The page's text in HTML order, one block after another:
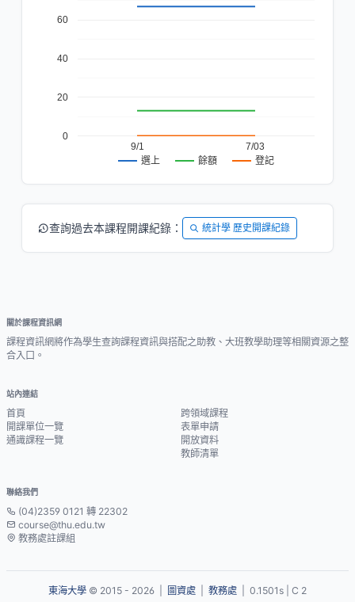
選上 餘額 登記
9/1 7/03
0
20
40
60
查詢過去本課程開課紀錄： 統計學 歷史開課紀錄
關於課程資訊網
課程資訊網將作為學生查詢課程資訊與搭配之助教、大班教學助理等相關資源之整
合入口。
站內連結
首頁
開課單位一覽
通識課程一覽
跨領域課程
表單申請
開放資料
教師清單
聯絡我們
(04)2359 0121 轉 22302
course@thu.edu.tw
教務處註課組
東海大學 © 2015 - 2026 | 圖資處 教務處 | 0.1501s | C 2